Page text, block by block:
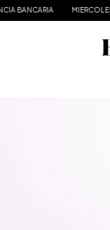
BANCARIA MIERCOLES